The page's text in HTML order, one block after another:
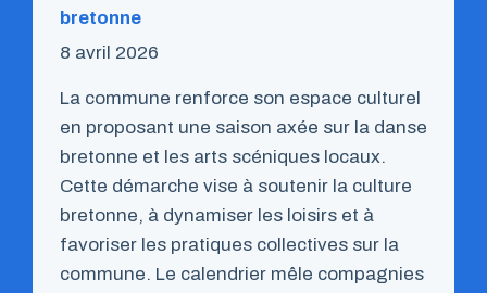
bretonne
8 avril 2026
La commune renforce son espace culturel
en proposant une saison axée sur la danse
bretonne et les arts scéniques locaux.
Cette démarche vise à soutenir la culture
bretonne, à dynamiser les loisirs et à
favoriser les pratiques collectives sur la
commune. Le calendrier mêle compagnies